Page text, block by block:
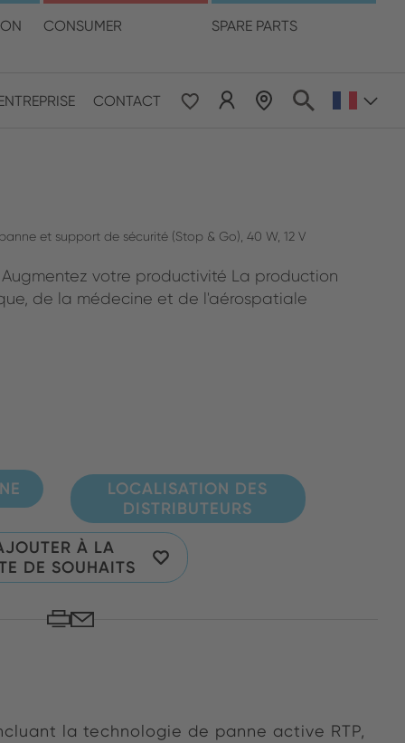
CONSUMER SPARE PARTS
CONTACT
langue
& Pacific
et support de sécurité (Stop & Go), 40 W, 12 V
votre productivité La production
de la médecine et de l'aérospatiale
LOCALISATION DES
DISTRIBUTEURS
À LA
DE SOUHAITS
la technologie de panne active RTP,